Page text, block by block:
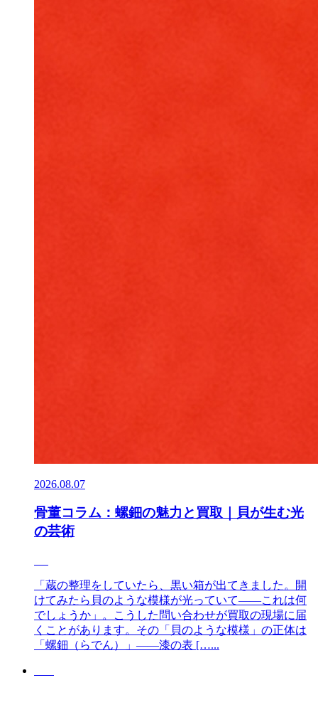
2026.08.07
骨董コラム：螺鈿の魅力と買取｜貝が生む光
の芸術
「蔵の整理をしていたら、黒い箱が出てきました。開
けてみたら貝のような模様が光っていて——これは何
でしょうか」。こうした問い合わせが買取の現場に届
くことがあります。その「貝のような模様」の正体は
「螺鈿（らでん）」——漆の表 […...